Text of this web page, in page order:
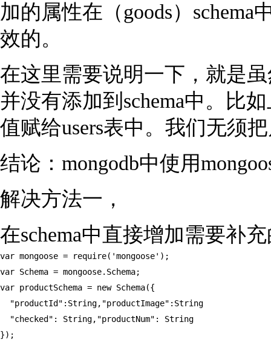
加的属性在（goods）schema
效的。
在这里需要说明一下，就是
并没有添加到schema中。比
值赋给users表中。我们无须
结论：mongodb中使用
解决方法一，
在schema中直接增加需要补
var mongoose = require('mongoose');
var Schema = mongoose.Schema;
var productSchema = new Schema({
  "productId":String,"productImage":String
  "checked": String,"productNum": String
});